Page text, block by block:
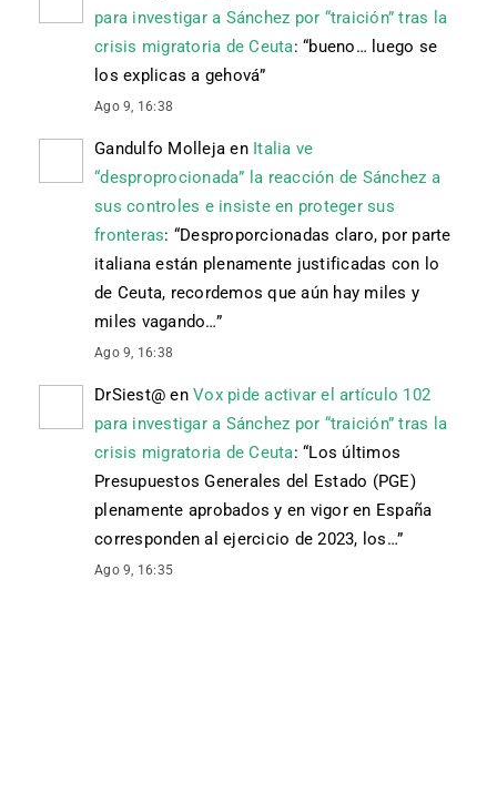
para investigar a Sánchez por “traición” tras la
crisis migratoria de Ceuta: “bueno… luego se
los explicas a gehová”
Ago 9, 16:38
Gandulfo Molleja en Italia ve
“desproprocionada” la reacción de Sánchez a
sus controles e insiste en proteger sus
fronteras: “Desproporcionadas claro, por parte
italiana están plenamente justificadas con lo
de Ceuta, recordemos que aún hay miles y
miles vagando…”
Ago 9, 16:38
DrSiest@ en Vox pide activar el artículo 102
para investigar a Sánchez por “traición” tras la
crisis migratoria de Ceuta: “Los últimos
Presupuestos Generales del Estado (PGE)
plenamente aprobados y en vigor en España
corresponden al ejercicio de 2023, los…”
Ago 9, 16:35